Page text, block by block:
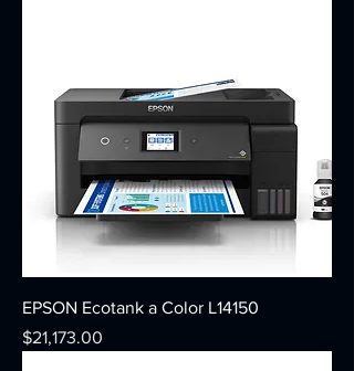
EPSON Ecotank a Color L14150
Precio
$21,173.00